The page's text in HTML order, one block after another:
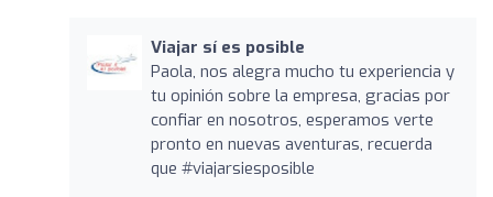
Viajar sí es posible
Paola, nos alegra mucho tu experiencia y
tu opinión sobre la empresa, gracias por
confiar en nosotros, esperamos verte
pronto en nuevas aventuras, recuerda
que #viajarsiesposible